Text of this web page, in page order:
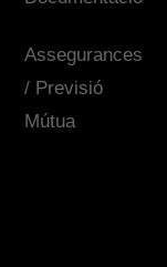
Assegurances
/ Previsió
Mútua